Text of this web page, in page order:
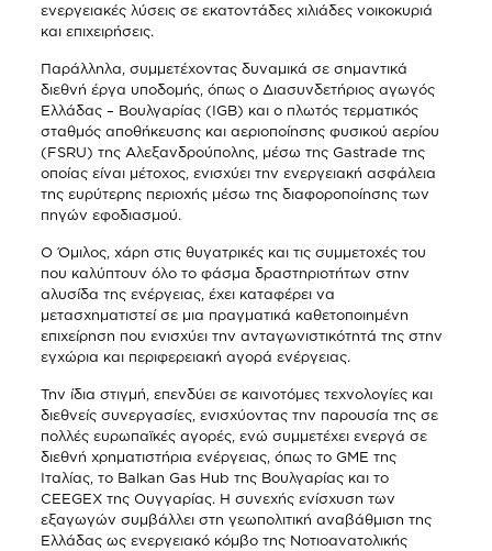
ενεργειακές λύσεις σε εκατοντάδες χιλιάδες νοικοκυριά
και επιχειρήσεις.
Παράλληλα, συμμετέχοντας δυναμικά σε σημαντικά
διεθνή έργα υποδομής, όπως ο Διασυνδετήριος αγωγός
Ελλάδας – Βουλγαρίας (IGB) και ο πλωτός τερματικός
σταθμός αποθήκευσης και αεριοποίησης φυσικού αερίου
(FSRU) της Αλεξανδρούπολης, μέσω της Gastrade της
οποίας είναι μέτοχος, ενισχύει την ενεργειακή ασφάλεια
της ευρύτερης περιοχής μέσω της διαφοροποίησης των
πηγών εφοδιασμού.
Ο Όμιλος, χάρη στις θυγατρικές και τις συμμετοχές του
που καλύπτουν όλο το φάσμα δραστηριοτήτων στην
αλυσίδα της ενέργειας, έχει καταφέρει να
μετασχηματιστεί σε μια πραγματικά καθετοποιημένη
επιχείρηση που ενισχύει την ανταγωνιστικότητά της στην
εγχώρια και περιφερειακή αγορά ενέργειας.
Την ίδια στιγμή, επενδύει σε καινοτόμες τεχνολογίες και
διεθνείς συνεργασίες, ενισχύοντας την παρουσία της σε
πολλές ευρωπαϊκές αγορές, ενώ συμμετέχει ενεργά σε
διεθνή χρηματιστήρια ενέργειας, όπως το GME της
Ιταλίας, το Balkan Gas Hub της Βουλγαρίας και το
CEEGEX της Ουγγαρίας. Η συνεχής ενίσχυση των
εξαγωγών συμβάλλει στη γεωπολιτική αναβάθμιση της
Ελλάδας ως ενεργειακό κόμβο της Νοτιοανατολικής